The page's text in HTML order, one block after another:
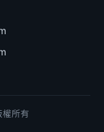
權所有